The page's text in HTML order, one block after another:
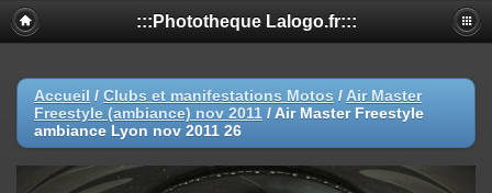
:::Phototheque Lalogo.fr:::
Accueil / Clubs et manifestations Motos / Air Master
Freestyle (ambiance) nov 2011 / Air Master Freestyle
ambiance Lyon nov 2011 26